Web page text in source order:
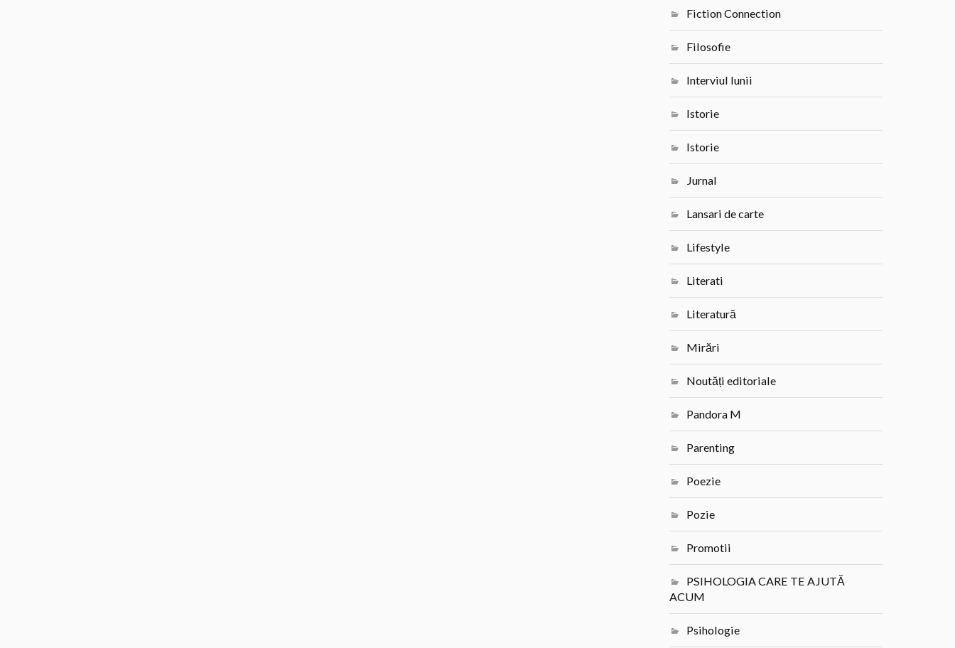
Fiction Connection
Filosofie
Interviul lunii
Istorie
Istorie
Jurnal
Lansari de carte
Lifestyle
Literati
Literatură
Mirări
Noutăți editoriale
Pandora M
Parenting
Poezie
Pozie
Promotii
PSIHOLOGIA CARE TE AJUTĂ
ACUM
Psihologie